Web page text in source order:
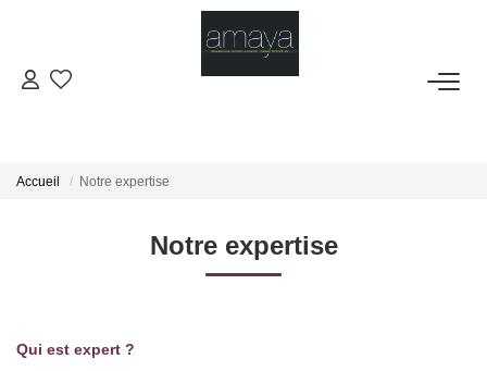
LOUER
Accueil Notre expertise
Notre expertise
Qui est expert ?